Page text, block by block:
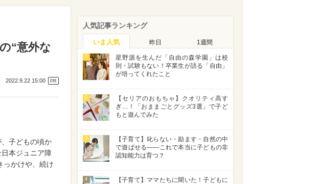
“意外な
2022.9.22 15:00 PR
子どもの頃か
本ジュニア障
っかけや、続け
人気記事ランキング
いま人気 昨日 1週間
1
星野源を生んだ「自由の森学園」は校
則・試験もない！卒業生が語る「自由」
が培ってくれたこと
2
【セリアのおもちゃ】クオリティ高す
ぎ…！「おままごとグッズ3選」で子ど
もと遊んでみた
3
【子育て】叱らない・励ます・自然の中
で遊ばせる――これで本当に子どもの非
認知能力は育つ？
4
【子育て】ママたちに聞いた！子どもに